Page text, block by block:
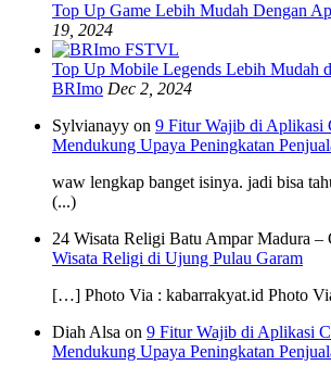
Top Up Game Lebih Mudah Dengan
19, 2024
Top Up Mobile Legends Lebih Mudah
BRImo Dec 2, 2024
Sylvianayy on 9 Fitur Wajib di Aplikasi
Mendukung Upaya Peningkatan
waw lengkap banget isinya. jadi bisa
(...)
24 Wisata Religi Batu Ampar Madura –
Wisata Religi di Ujung Pulau Garam
[…] Photo Via : kabarrakyat.id Photo
Diah Alsa on 9 Fitur Wajib di Aplikasi
Mendukung Upaya Peningkatan